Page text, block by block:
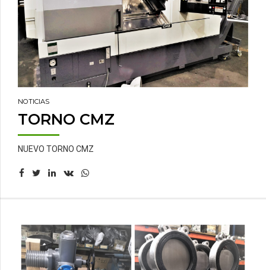
NOTICIAS
TORNO CMZ
NUEVO TORNO CMZ